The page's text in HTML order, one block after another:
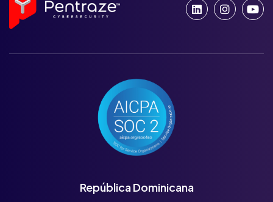
República Dominicana